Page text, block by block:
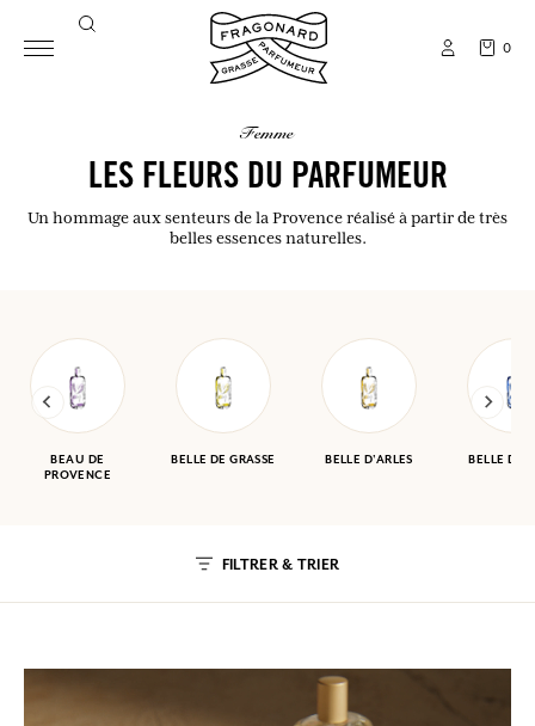
0
femme
LES FLEURS DU PARFUMEUR
Un hommage aux senteurs de la Provence réalisé à partir de très
belles essences naturelles.
BEAU DE
PROVENCE
BELLE DE GRASSE BELLE D'ARLES BELLE DE
FILTRER & TRIER